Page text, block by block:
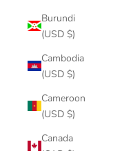
Burundi
(USD $)
Cambodia
(USD $)
Cameroon
(USD $)
Canada